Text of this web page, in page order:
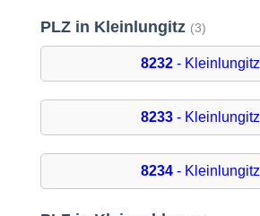
PLZ in Kleinlungitz (3)
8232 - Kleinlungitz
8233 - Kleinlungitz
8234 - Kleinlungitz